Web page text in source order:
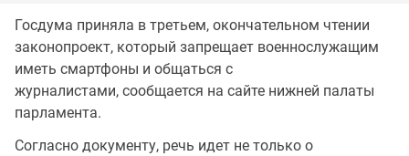
Госдума приняла в третьем, окончательном чтении
законопроект, который запрещает военнослужащим
иметь смартфоны и общаться с
журналистами, сообщается на сайте нижней палаты
парламента.
Согласно документу, речь идет не только о